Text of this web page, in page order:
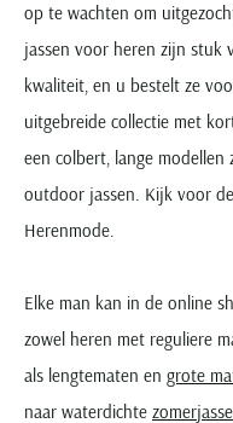
op te wachten om
jassen voor heren zijn stuk
kwaliteit, en u bestelt ze
uitgebreide collectie met
een colbert, lange modellen
outdoor jassen. Kijk voor
Herenmode.
Elke man kan in de online
zowel heren met reguliere
als lengtematen en grote
naar waterdichte